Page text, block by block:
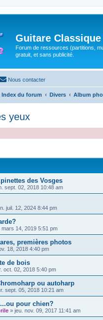
Guitare Classique
Forum de ressources (partitions,
gratuit, et sans publicité.
Nous contacter
Index du forum Divers Album
yeux
des Vosges
sept. 02, 2018 10:48 am
juil. 12, 2024 8:44 pm
mars 14, 2019 5:51 pm
premières photos
18, 2018 4:40 pm
de bois
oct. 02, 2018 5:40 pm
ou autoharp
sept. 05, 2018 10:21 am
pour chien?
» jeu. nov. 09, 2017 11:41 am